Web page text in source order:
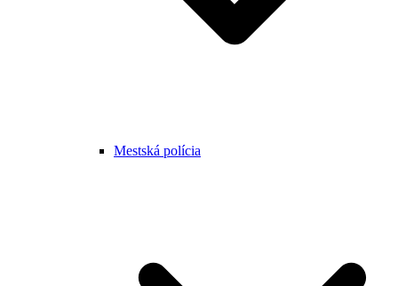
Mestská polícia